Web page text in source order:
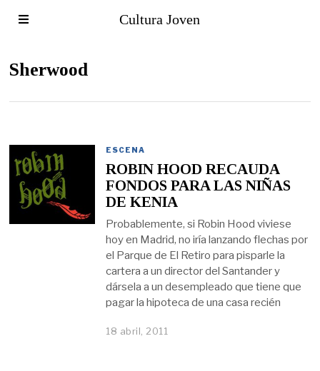
Cultura Joven
Sherwood
ESCENA
ROBIN HOOD RECAUDA
FONDOS PARA LAS NIÑAS
DE KENIA
Probablemente, si Robin Hood viviese
hoy en Madrid, no iría lanzando flechas por
el Parque de El Retiro para pisparle la
cartera a un director del Santander y
dársela a un desempleado que tiene que
pagar la hipoteca de una casa recién
18 abril, 2011